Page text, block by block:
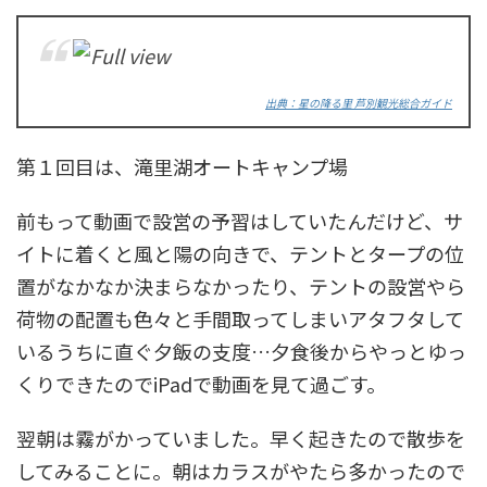
出典：星の降る里 芦別観光総合ガイド
第１回目は、滝里湖オートキャンプ場
前もって動画で設営の予習はしていたんだけど、サ
イトに着くと風と陽の向きで、テントとタープの位
置がなかなか決まらなかったり、テントの設営やら
荷物の配置も色々と手間取ってしまいアタフタして
いるうちに直ぐ夕飯の支度…夕食後からやっとゆっ
くりできたのでiPadで動画を見て過ごす。
翌朝は霧がかっていました。早く起きたので散歩を
してみることに。朝はカラスがやたら多かったので